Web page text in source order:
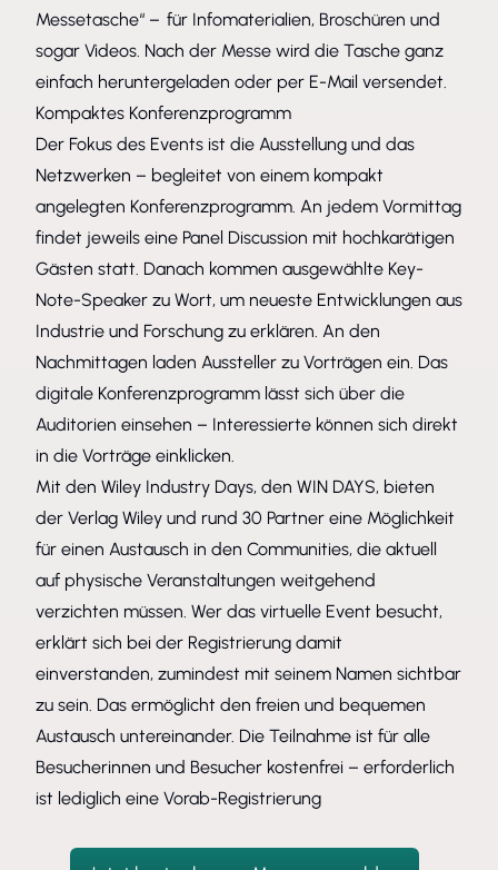
Messetasche“ – für Infomaterialien, Broschüren und
sogar Videos. Nach der Messe wird die Tasche ganz
einfach heruntergeladen oder per E-Mail versendet.
Kompaktes Konferenzprogramm
Der Fokus des Events ist die Ausstellung und das
Netzwerken – begleitet von einem kompakt
angelegten Konferenzprogramm. An jedem Vormittag
findet jeweils eine Panel Discussion mit hochkarätigen
Gästen statt. Danach kommen ausgewählte Key-
Note-Speaker zu Wort, um neueste Entwicklungen aus
Industrie und Forschung zu erklären. An den
Nachmittagen laden Aussteller zu Vorträgen ein. Das
digitale Konferenzprogramm lässt sich über die
Auditorien einsehen – Interessierte können sich direkt
in die Vorträge einklicken.
Mit den Wiley Industry Days, den WIN DAYS, bieten
der Verlag Wiley und rund 30 Partner eine Möglichkeit
für einen Austausch in den Communities, die aktuell
auf physische Veranstaltungen weitgehend
verzichten müssen. Wer das virtuelle Event besucht,
erklärt sich bei der Registrierung damit
einverstanden, zumindest mit seinem Namen sichtbar
zu sein. Das ermöglicht den freien und bequemen
Austausch untereinander. Die Teilnahme ist für alle
Besucherinnen und Besucher kostenfrei – erforderlich
ist lediglich eine Vorab-Registrierung